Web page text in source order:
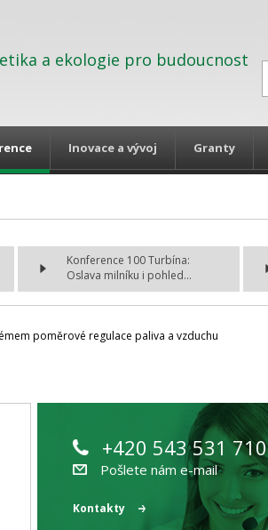
a ekologie pro budoucnost
Inovace a vývoj Granty
Konference 100 Turbína:
Oslava milníku i pohled...
poměrové regulace paliva a vzduchu
+420 543 531 710
Pošlete nám e-mail
Kontakty